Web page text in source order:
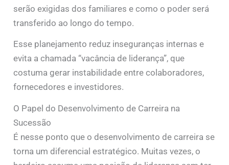
serão exigidas dos familiares e como o poder será
transferido ao longo do tempo.
Esse planejamento reduz inseguranças internas e
evita a chamada “vacância de liderança”, que
costuma gerar instabilidade entre colaboradores,
fornecedores e investidores.
O Papel do Desenvolvimento de Carreira na
Sucessão
É nesse ponto que o desenvolvimento de carreira se
torna um diferencial estratégico. Muitas vezes, o